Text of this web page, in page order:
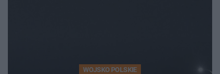
WOJSKO POLSKIE